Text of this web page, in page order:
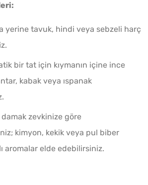
yerine tavuk, hindi veya sebzeli harç
bir tat için kıymanın içine ince
kabak veya ıspanak
damak zevkinize göre
kimyon, kekik veya pul biber
aromalar elde edebilirsiniz.